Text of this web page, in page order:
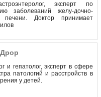
эксперт по
заболеваний желу-дочно-
Доктор принимает
и гепатолог, эксперт в сфере
патологий и расстройств в
у детей.